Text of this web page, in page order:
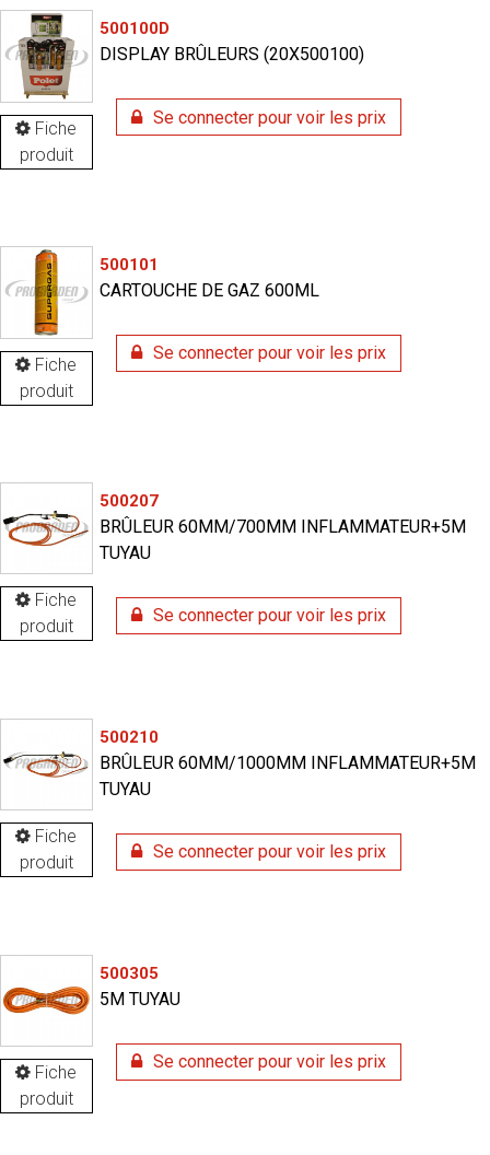
Fiche
produit
500100D
DISPLAY BRÛLEURS (20X500100)
Se connecter pour voir les prix
Fiche
produit
500101
CARTOUCHE DE GAZ 600ML
Se connecter pour voir les prix
Fiche
produit
500207
BRÛLEUR 60MM/700MM INFLAMMATEUR+5M
TUYAU
Se connecter pour voir les prix
Fiche
produit
500210
BRÛLEUR 60MM/1000MM INFLAMMATEUR+5M
TUYAU
Se connecter pour voir les prix
Fiche
produit
500305
5M TUYAU
Se connecter pour voir les prix